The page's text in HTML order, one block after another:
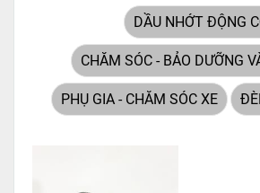
toàn không cần bảo dưỡng.
DẦU NHỚT ĐỘNG
CHĂM SÓC - BẢO DƯỠNG
PHỤ GIA - CHĂM SÓC XE